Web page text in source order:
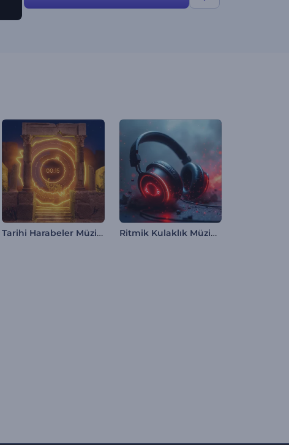
Tarihi Harabeler Müzik Görselleştirici Ritmik Kulaklık Müzik Görselleştirici